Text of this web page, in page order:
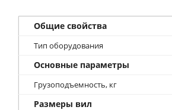
Общие свойства
Тип оборудования
Основные параметры
Грузоподъемность, кг
Размеры вил